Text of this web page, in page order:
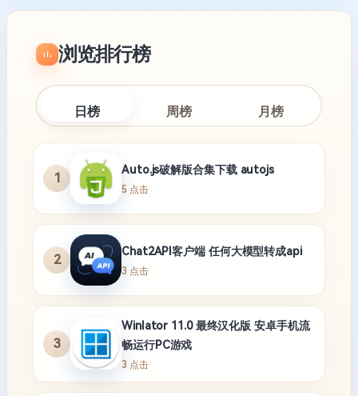
加入QQ交流群
1084256392
浏览排行榜
日榜
1
Auto.js破解版合集下载 autojs
5 点击